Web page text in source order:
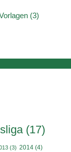
(3)
(17)
(3) 2014 (4)